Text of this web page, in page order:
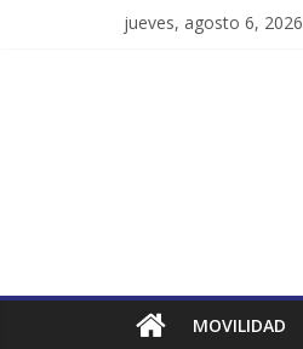
jueves, agosto 6, 2026
MOVILIDAD